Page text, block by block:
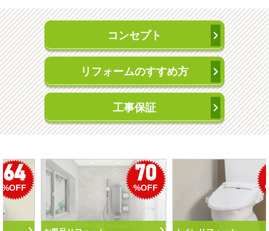
コンセプト
リフォームのすすめ方
工事保証
50
%OFF %OFF